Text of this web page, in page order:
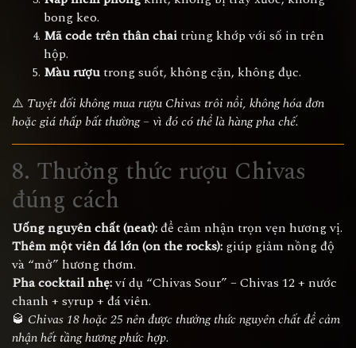
bong keo.
Mã code trên thân chaitrùng khớp với số in trên
hộp.
Màu rượutrong suốt, không cặn, không đục.
⚠️ Tuyệt đối không mua rượu Chivas trôi nổi, không hóa đơn
hoặc giá thấp bất thường – vì đó có thể là hàng pha chế.
8. Thưởng thức rượu Chivas
đúng cách
Uống nguyên chất (neat):để cảm nhận trọn vẹn hương vị.
Thêm một viên đá lớn (on the rocks): giúp giảm nồng độ
và “mở” hương thơm.
Pha cocktail nhẹ:ví dụ “Chivas Sour” – Chivas 12 + nước
chanh + syrup + đá viên.
🥃 Chivas 18 hoặc 25 nên được thưởng thức nguyên chất để cảm
nhận hết tầng hương phức hợp.